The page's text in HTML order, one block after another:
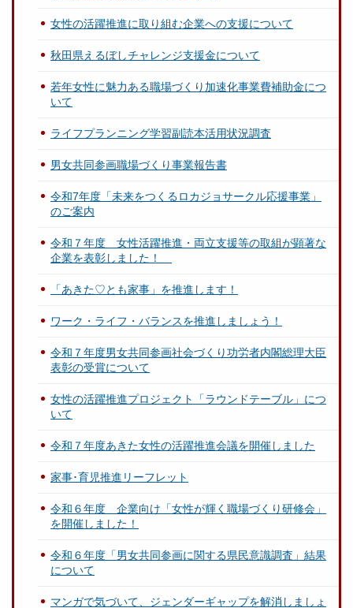
女性の活躍推進に取り組む企業への支援について
秋田県えるぼしチャレンジ支援金について
若年女性に魅力ある職場づくり加速化事業費補助金につ
いて
ライフプランニング学習副読本活用状況調査
男女共同参画職場づくり事業報告書
令和7年度「未来をつくるロカジョサークル応援事業」
のご案内
令和７年度 女性活躍推進・両立支援等の取組が顕著な
企業を表彰しました！
「あきた♡とも家事」を推進します！
ワーク・ライフ・バランスを推進しましょう！
令和７年度男女共同参画社会づくり功労者内閣総理大臣
表彰の受賞について
女性の活躍推進プロジェクト「ラウンドテーブル」につ
いて
令和７年度あきた女性の活躍推進会議を開催しました
家事･育児推進リーフレット
令和６年度 企業向け「女性が輝く職場づくり研修会」
を開催しました！
令和６年度「男女共同参画に関する県民意識調査」結果
について
マンガで気づいて、ジェンダーギャップを解消しましょ